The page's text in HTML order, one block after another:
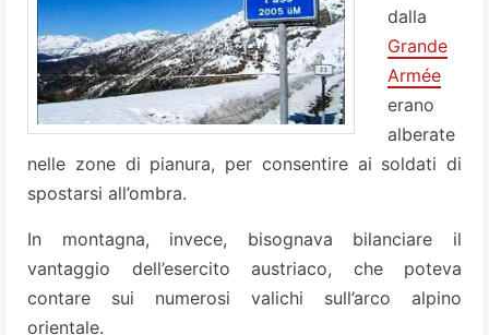
dalla
Grande
Armée
erano
alberate
nelle zone di pianura, per consentire ai soldati di
spostarsi all’ombra.
In montagna, invece, bisognava bilanciare il
vantaggio dell’esercito austriaco, che poteva
contare sui numerosi valichi sull’arco alpino
orientale.